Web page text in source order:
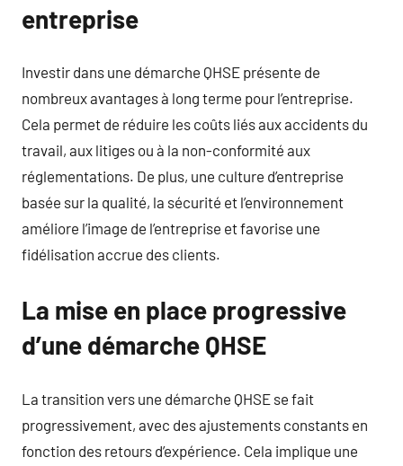
entreprise
Investir dans une démarche QHSE présente de
nombreux avantages à long terme pour l’entreprise.
Cela permet de réduire les coûts liés aux accidents du
travail, aux litiges ou à la non-conformité aux
réglementations. De plus, une culture d’entreprise
basée sur la qualité, la sécurité et l’environnement
améliore l’image de l’entreprise et favorise une
fidélisation accrue des clients.
La mise en place progressive
d’une démarche QHSE
La transition vers une démarche QHSE se fait
progressivement, avec des ajustements constants en
fonction des retours d’expérience. Cela implique une